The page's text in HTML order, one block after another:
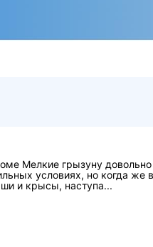
Мелкие грызуну
условиях, но когда же
и крысы, наступа...